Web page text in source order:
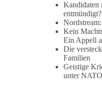
Kandidaten
entmündigt?
Kein
Ein Appell
Die
Familien
Geistige
unter